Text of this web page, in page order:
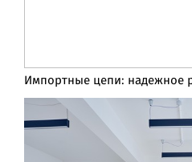
Импортные цепи: надежное